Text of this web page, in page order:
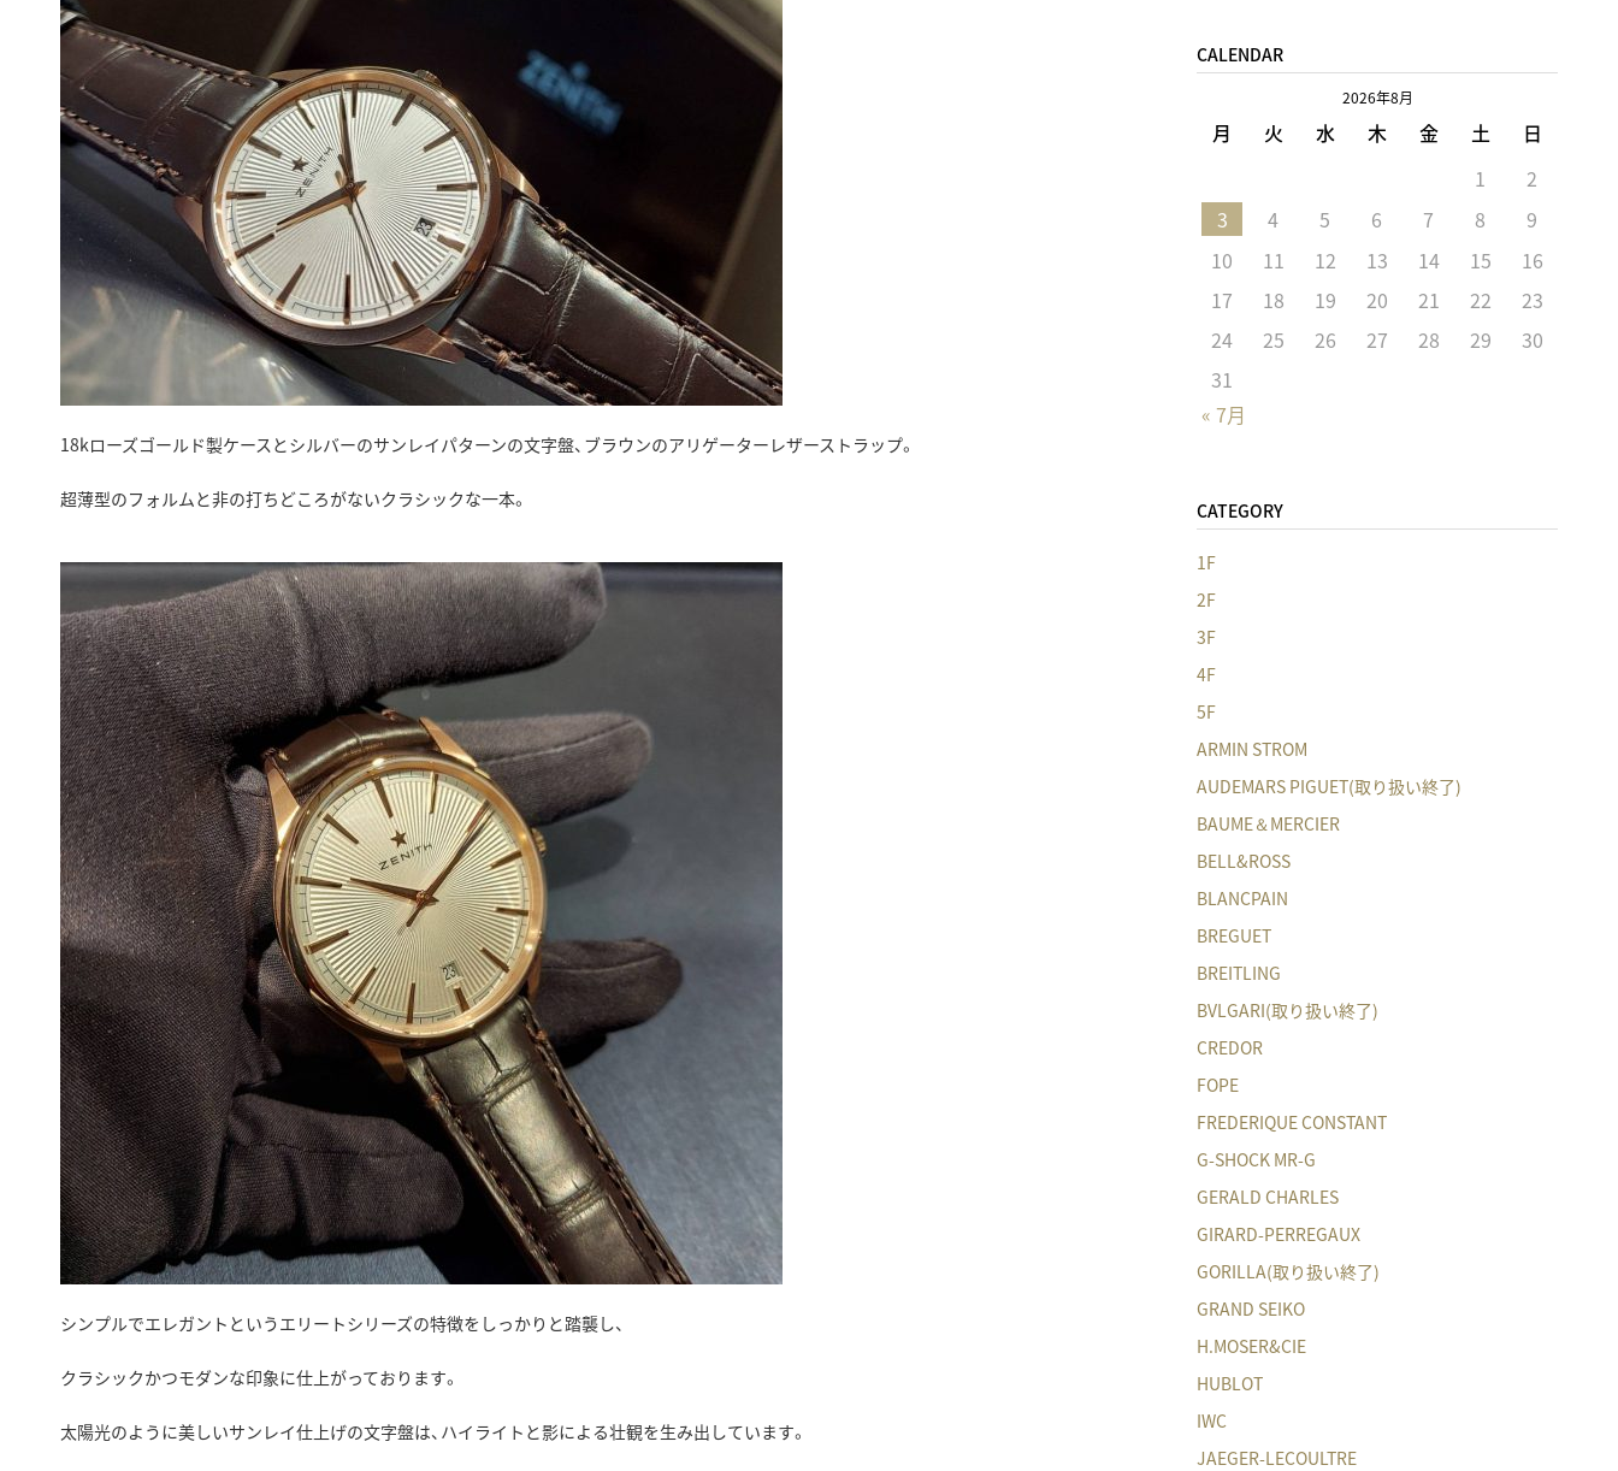
18kローズゴールド製ケースとシルバーのサンレイパターンの文字盤、ブラウンのアリゲーターレザーストラップ。
超薄型のフォルムと非の打ちどころがないクラシックな一本。
シンプルでエレガントというエリートシリーズの特徴をしっかりと踏襲し、
クラシックかつモダンな印象に仕上がっております。
太陽光のように美しいサンレイ仕上げの文字盤は、ハイライトと影による壮観を生み出しています。
CALENDAR
2026年8月
月 火 水 木 金 土 日
« 7月
1
2
3
4 5 6 7 8
9
10
11 12 13 14 15
16
17
18 19 20 21 22
23
24
25 26 27 28 29
30
31
CATEGORY
1F
2F
3F
4F
5F
ARMIN STROM
AUDEMARS PIGUET(取り扱い終了)
BAUME＆MERCIER
BELL&ROSS
BLANCPAIN
BREGUET
BREITLING
BVLGARI(取り扱い終了)
CREDOR
FOPE
FREDERIQUE CONSTANT
G-SHOCK MR-G
GERALD CHARLES
GIRARD-PERREGAUX
GORILLA(取り扱い終了)
GRAND SEIKO
H.MOSER&CIE
HUBLOT
IWC
JAEGER-LECOULTRE